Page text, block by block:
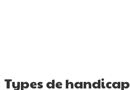
Types de handicap